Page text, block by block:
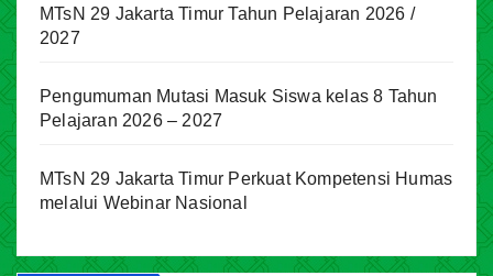
MTsN 29 Jakarta Timur Tahun Pelajaran 2026 /
2027
Pengumuman Mutasi Masuk Siswa kelas 8 Tahun
Pelajaran 2026 – 2027
MTsN 29 Jakarta Timur Perkuat Kompetensi Humas
melalui Webinar Nasional